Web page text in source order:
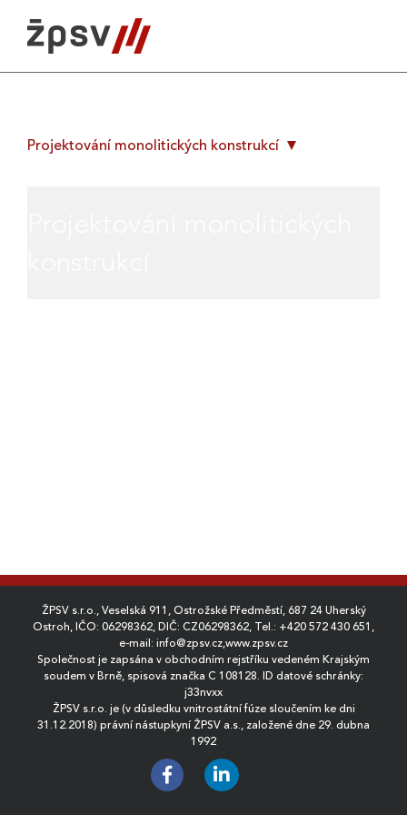
content
Projektování monolitických konstrukcí
ŽPSV s.r.o., Veselská 911, Ostrožské Předměstí, 687 24 Uherský
Ostroh, IČO: 06298362, DIČ: CZ06298362, Tel.: +420 572 430 651 ,
e-mail: info@zpsv.cz,www.zpsv.cz
Společnost je zapsána v obchodním rejstříku vedeném Krajským
soudem v Brně, spisová značka C 108128. ID datové schránky:
j33nvxx
ŽPSV s.r.o. je (v důsledku vnitrostátní fúze sloučením ke dni
31.12.2018) právní nástupkyní ŽPSV a.s., založené dne 29. dubna
1992